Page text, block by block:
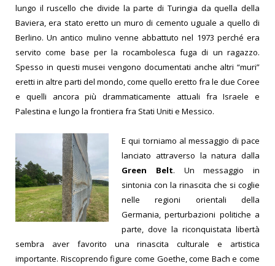
lungo il ruscello che divide la parte di Turingia da quella della
Baviera, era stato eretto un muro di cemento uguale a quello di
Berlino. Un antico mulino venne abbattuto nel 1973 perché era
servito come base per la rocambolesca fuga di un ragazzo.
Spesso in questi musei vengono documentati anche altri “muri”
eretti in altre parti del mondo, come quello eretto fra le due Coree
e quelli ancora più drammaticamente attuali fra Israele e
Palestina e lungo la frontiera fra Stati Uniti e Messico.
E qui torniamo al messaggio di pace
lanciato attraverso la natura dalla
Green Belt. Un messaggio in
sintonia con la rinascita che si coglie
nelle regioni orientali della
Germania, perturbazioni politiche a
parte, dove la riconquistata libertà
sembra aver favorito una rinascita culturale e artistica
importante. Riscoprendo figure come Goethe, come Bach e come